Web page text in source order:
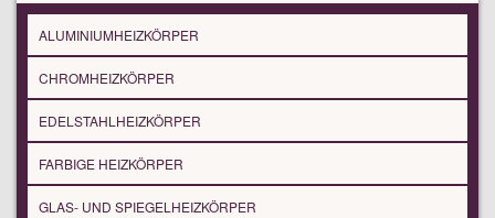
ALUMINIUMHEIZKÖRPER
CHROMHEIZKÖRPER
EDELSTAHLHEIZKÖRPER
FARBIGE HEIZKÖRPER
GLAS- UND SPIEGELHEIZKÖRPER